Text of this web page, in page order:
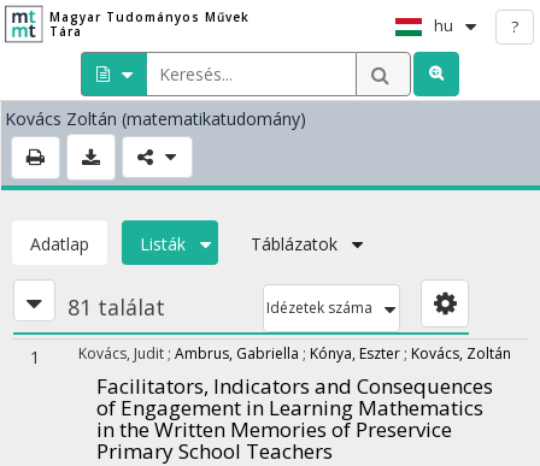
Magyar Tudományos Művek
Tára
hu ?
Kovács Zoltán (matematikatudomány)
Adatlap Listák Táblázatok
81 találat Idézetek száma
1 Kovács, Judit ; Ambrus, Gabriella ; Kónya, Eszter ; Kovács, Zoltán
Facilitators, Indicators and Consequences
of Engagement in Learning Mathematics
in the Written Memories of Preservice
Primary School Teachers